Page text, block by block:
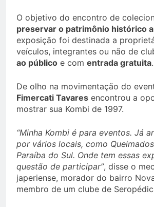
O objetivo do encontro de
preservar o patrimônio histórico
exposição foi destinada a
veículos, integrantes ou não de
ao público e com entrada gratuita.
De olho na movimentação do
Fimercati Tavares encontrou a
mostrar sua Kombi de 1997.
“Minha Kombi é para eventos. Já
por vários locais, como
Paraíba do Sul. Onde tem essas
questão de participar”, disse o
japeriense, morador do bairro
membro de um clube de